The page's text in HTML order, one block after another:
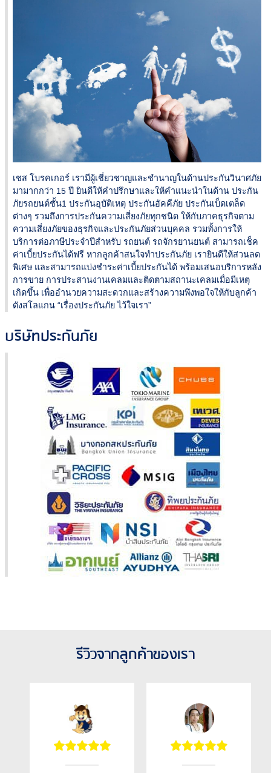
เชส โบรคเกอร์ เรามีผู้เชี่ยวชาญและชำนาญในด้านประกันวินาศภัย
มามากกว่า 15 ปี ยินดีให้คำปรึกษาและให้คำแนะนำในด้าน ประกัน
ภัยรถยนต์ชั้น1 ประกันอุบัติเหตุ ประกันอัคคีภัย ประกันเบ็ดเตล็ด
ต่างๆ รวมถึงการประกันความเสี่ยงภัยทุกชนิด ให้กับภาคธุรกิจตาม
ความเสี่ยงภัยของธุรกิจและประกันภัยส่วนบุคคล รวมทั้งการให้
บริการต่อภาษีประจำปีสำหรับ รถยนต์ รถจักรยานยนต์ สามารถเช็ค
ค่าเบี้ยประกันได้ฟรี หากลูกค้าสนใจทำประกันภัย เรายินดีให้ส่วนลด
พิเศษ และสามารถแบ่งชำระค่าเบี้ยประกันได้ พร้อมเสนอบริการหลัง
การขาย การประสานงานเคลมและติดตามสถานะเคลมเมื่อมีเหตุ
เกิดขึ้น เพื่ออำนวยความสะดวกและสร้างความพึงพอใจให้กับลูกค้า
ดังสโลแกน “เรื่องประกันภัย ไว้ใจเรา”
บริษัทประกันภัย
รีวิวจากลูกค้าของเรา